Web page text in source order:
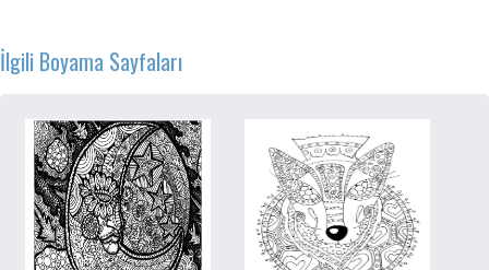
İlgili Boyama Sayfaları